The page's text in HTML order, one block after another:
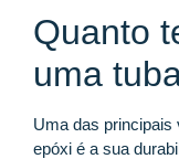
Quanto
uma
Uma das principais
epóxi é a sua